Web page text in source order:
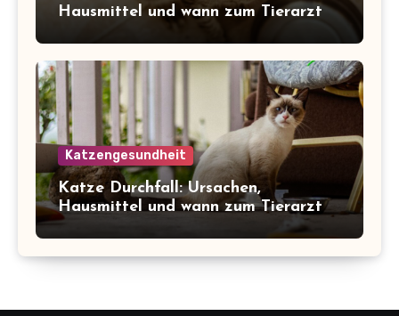
Hausmittel und wann zum Tierarzt
Katzengesundheit
Katze Durchfall: Ursachen,
Hausmittel und wann zum Tierarzt